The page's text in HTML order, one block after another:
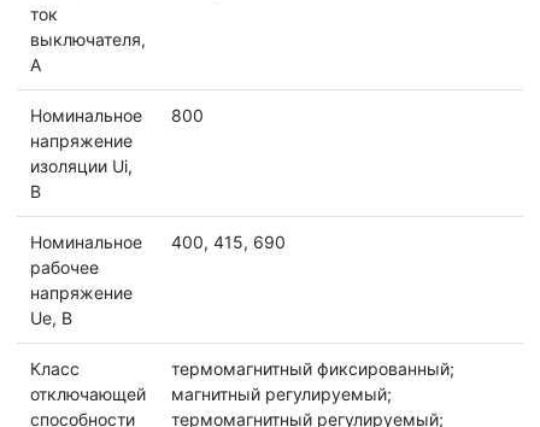
ток
выключателя,
А
Номинальное
напряжение
изоляции Ui,
B
800
Номинальное
рабочее
напряжение
Ue, B
400, 415, 690
Класс
отключающей
способности
термомагнитный фиксированный;
магнитный регулируемый;
термомагнитный регулируемый;